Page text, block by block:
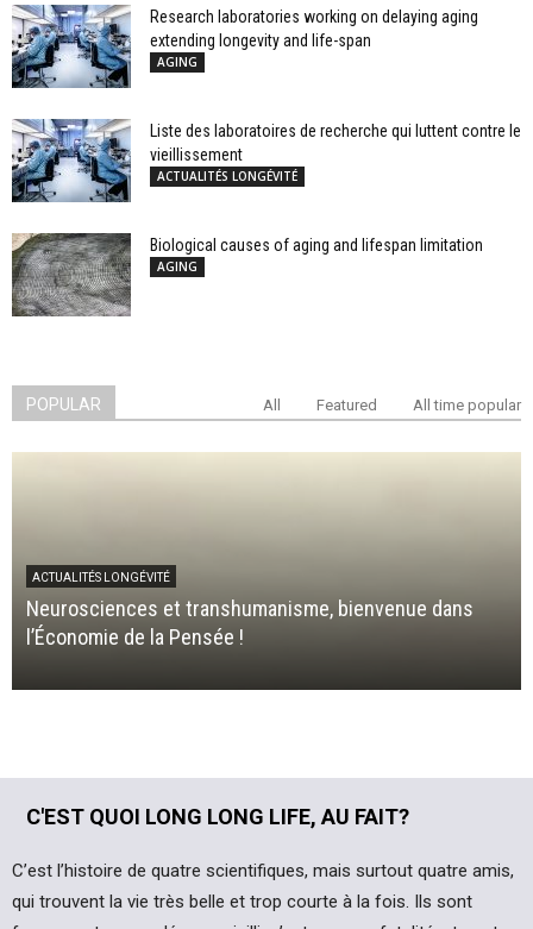
Research laboratories working on delaying aging
extending longevity and life-span
AGING
Liste des laboratoires de recherche qui luttent contre le
vieillissement
ACTUALITÉS LONGÉVITÉ
Biological causes of aging and lifespan limitation
AGING
POPULAR All Featured All time popular
ACTUALITÉS LONGÉVITÉ
Neurosciences et transhumanisme, bienvenue dans
l’Économie de la Pensée !
C'EST QUOI LONG LONG LIFE, AU FAIT?
C’est l’histoire de quatre scientifiques, mais surtout quatre amis,
qui trouvent la vie très belle et trop courte à la fois. Ils sont